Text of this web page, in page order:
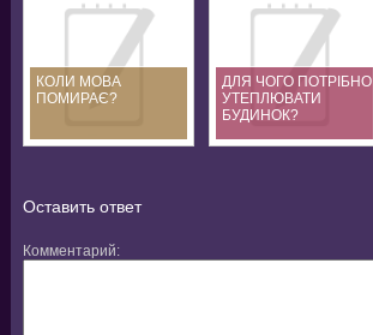
КОЛИ МОВА
ПОМИРАЄ?
ДЛЯ ЧОГО ПОТРІБНО
УТЕПЛЮВАТИ
БУДИНОК?
Оставить ответ
Комментарий